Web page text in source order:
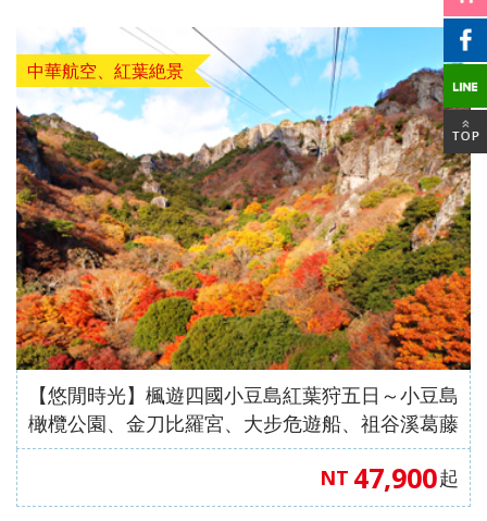
四日 (
市區酒
店含早
餐 ) 2
人成行
四日 (
市區酒
店含早
餐、2
) 【星
宇&虎
航、台
中出
發】
( 含小
費、接
送機及
1午1晚
餐+2天
行程 )
6人成
行
之上神
宮、美
國村、
瀨長島
半自由
行四天
（晚去
晚回、
含機上
餐 )
【星宇
航空、
台中出
發】
豆島～
道後古
湯礦山
遊船纜
車採果
雙溫泉
七日
【長榮
航空，
桃園/
愛媛】
飛】
飛】
區、袁
家界景
區、濯
水古
鎮、輕
軌體驗
八日
（無購
物、無
自費）
【澳門
航空、
台中出
發】
貓基
地、五
彩黃
龍、寬
子、船
遊樂山
大佛八
天《無
購物無
自費、
升等三
排椅》
【長龍
航空、
台中直
都】
水利工
程、中
國古羌
城、牟
尼溝、
九寨
溝、黃
龍、熊
貓基地
風情八
天（
動車版
）【東
方航
空、台
成都】
廊、武
陵山大
裂谷、
輕軌穿
樓、重
慶枇杷
園半山
火鍋八
日（無
購物、
無自
費）
【澳門
航空、
台中出
發】
大峽
谷、三
排椅八
日（無
購物、
無自
費）
【澳門
航空、
台中出
發】
物》
【台灣
虎航、
桃園出
發】
店）
《無購
物》
【台灣
虎航、
桃園出
發】
中華航空、紅葉絶景
【悠閒時光】楓遊四國小豆島紅葉狩五日～小豆島
橄欖公園、金刀比羅宮、大步危遊船、祖谷溪葛藤
橋、道後溫泉、高松永旺夢樂城【中華航空、桃園
NT 47,900起